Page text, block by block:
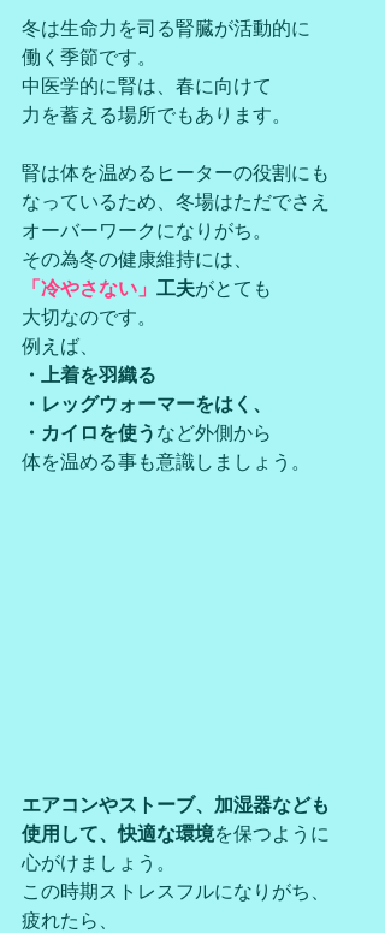
冬は生命力を司る腎臓が活動的に
働く季節です。
中医学的に腎は、春に向けて
力を蓄える場所でもあります。
腎は体を温めるヒーターの役割にも
なっているため、冬場はただでさえ
オーバーワークになりがち。
その為冬の健康維持には、
「冷やさない」 工夫がとても
大切なのです。
例えば、
・上着を羽織る
・レッグウォーマーをはく、
・カイロを使う など外側から
体を温める事も意識しましょう。
エアコンやストーブ、加湿器なども
使用して、快適な環境を保つように
心がけましょう。
この時期ストレスフルになりがち、
疲れたら、